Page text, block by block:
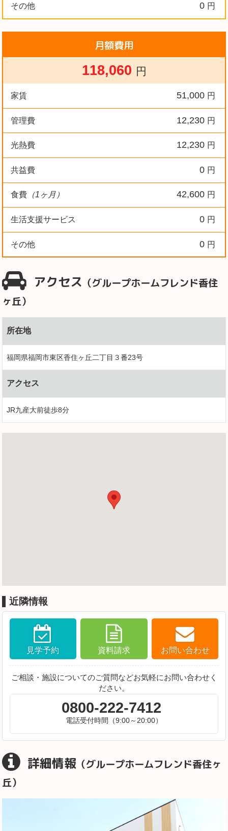
その他 0 円
月額費用
118,060 円
家賃 51,000 円
管理費 12,230 円
光熱費 12,230 円
共益費 0 円
食費（1ヶ月） 42,600 円
生活支援サービス 0 円
その他 0 円
アクセス （グループホームフレンド香住
ヶ丘）
所在地
福岡県福岡市東区香住ヶ丘二丁目３番23号
アクセス
JR九産大前徒歩8分
近隣情報
見学予約 資料請求 お問い合わせ
ご相談・施設についてのご質問などお気軽にお問い合わせく
ださい。
0800-222-7412
電話受付時間（9:00～20:00）
詳細情報 （グループホームフレンド香住ヶ
丘）